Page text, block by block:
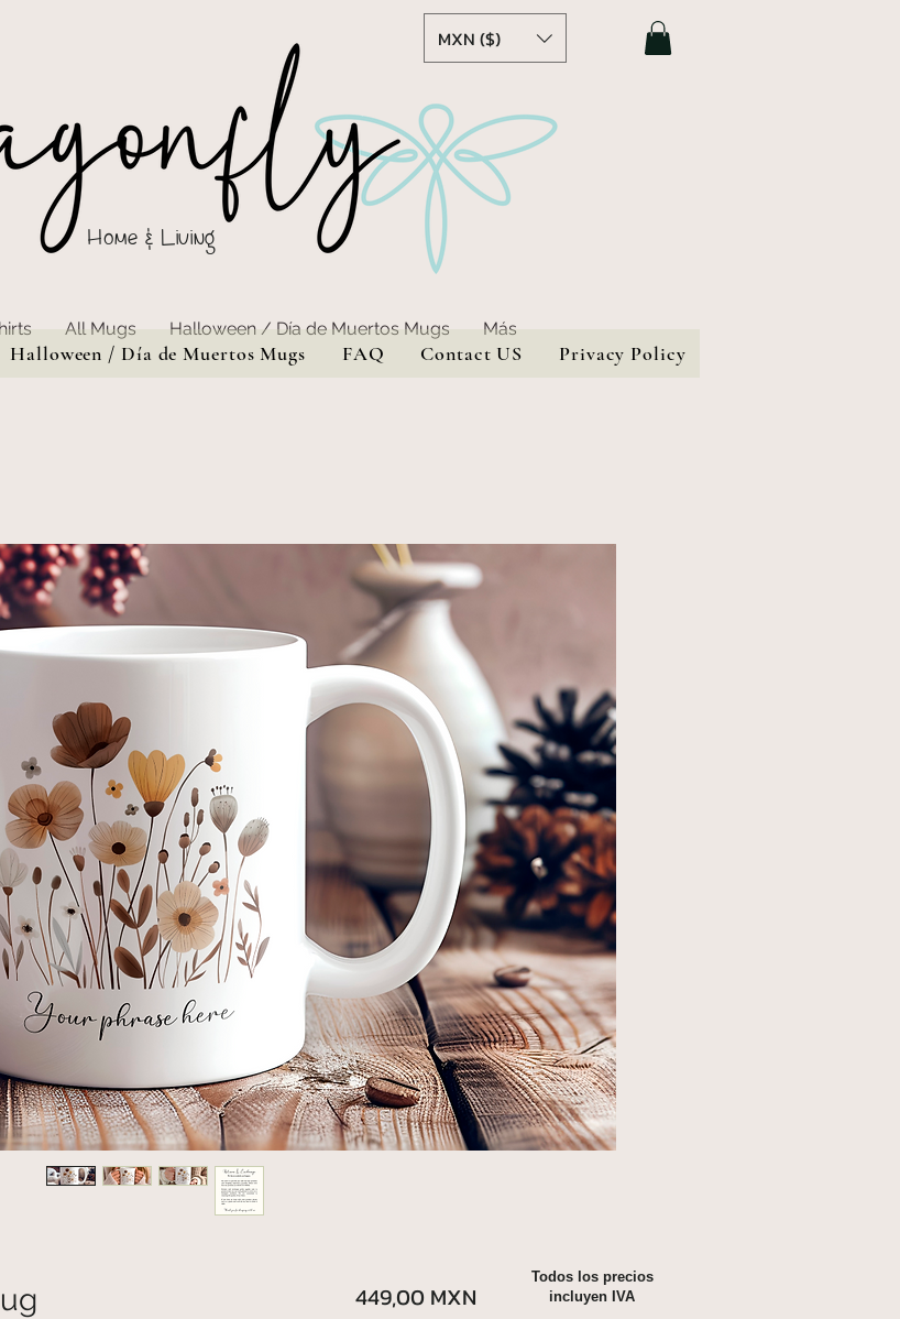
Home & Living
MXN ($)
Halloween / Día de Muertos Mugs FAQ Contact US Privacy Policy
All Mugs Halloween / Día de Muertos Mugs Más
449,00 MXNPrecio
Todos los precios
incluyen IVA